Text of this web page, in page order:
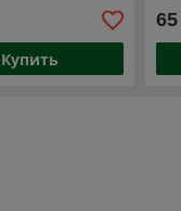
Купить
65